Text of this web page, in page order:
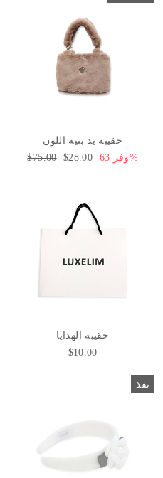
حقيبة يد بنية اللون
السعر
$75.00 سعر
$28.00 وفر 63%
حقيبة الهدايا
$10.00
نفذ